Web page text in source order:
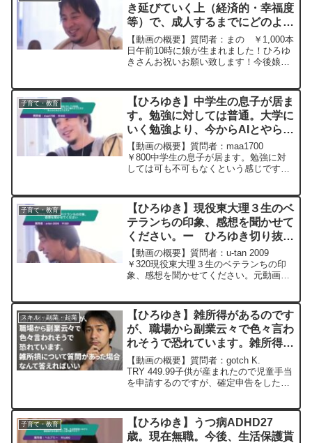
き延びていく上（経済的・幸福度
等）で、成人するまでにどのよう
な教育を家庭内でしていけばいい
と思いますか？？ー ひろゆき切
り抜き 20240310
【動画の概要】質問者：まの ￥1,000本
日午前10時に娘が生まれました！ひろゆ
きさんお祝いお願い致します！今後娘が
ような教育を家庭内でしていけばいいと
思いますか？？元動...
子育て・教育
【ひろゆき】中学生の息子が居ま
す。勉強に対しては普通。大学に
いく勉強より、今からAIとやらに
触れさせた方が本人のためになり
ますかー ひろゆき切り抜き
20250217
【動画の概要】質問者：maa1700
￥800中学生の息子が居ます。勉強に対
しては可も不可もなくという感じです。
ますか元動画：「黄金は口を閉ざす」
Pecheresse...
子育て・教育
【ひろゆき】現役東大理３生のベ
テランちの印象、感想を聞かせて
ください。ー ひろゆき切り抜
き 20240404
【動画の概要】質問者：u-tan 2009
￥320現役東大理３生のベテランちの印
象、感想を聞かせてください。元動画：
2024/04/04 W21 ひろゆ...
スキル・副業・起業
【ひろゆき】雑所得があるのです
が、職場から副業云々で色々言わ
れそうで恐れています。雑所得に
ついて質問があった場合なんて答
えればいいー ひろゆき切り抜
き 20250915
【動画の概要】質問者：gotch K.
TRY 449.99子供が産まれたので児童手当
を申請するのですが、確定申告をしたた
います。雑所得について質問があった場
合なんて答...
子育て・教育
【ひろゆき】うつ病ADHD27
歳。現在無職。今後、生活保護貰